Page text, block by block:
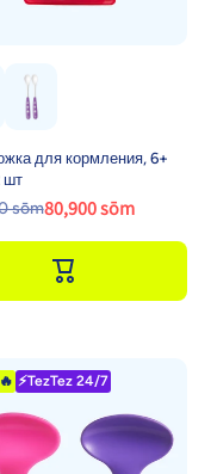
для кормления, 6+
шт
sōm80,900 sōm
⚡TezTez 24/7